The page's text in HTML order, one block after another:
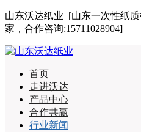
山东沃达纸业_[山东一次性纸
家，合作咨询:15711028904]
首页
走进沃达
产品中心
合作共赢
行业新闻